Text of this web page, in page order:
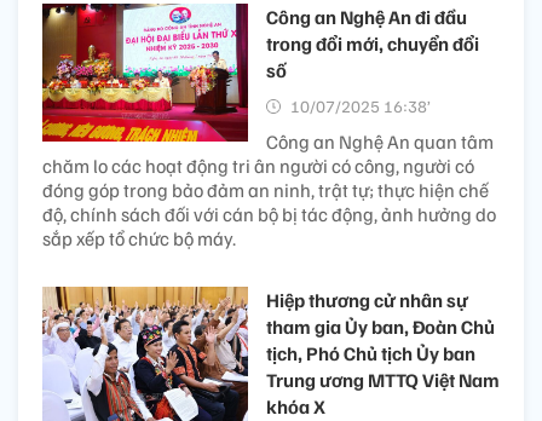
Công an Nghệ An đi đầu
trong đổi mới, chuyển đổi
số
10/07/2025 16:38’
Công an Nghệ An quan tâm
chăm lo các hoạt động tri ân người có công, người có
đóng góp trong bảo đảm an ninh, trật tự; thực hiện chế
độ, chính sách đối với cán bộ bị tác động, ảnh hưởng do
sắp xếp tổ chức bộ máy.
Hiệp thương cử nhân sự
tham gia Ủy ban, Đoàn Chủ
tịch, Phó Chủ tịch Ủy ban
Trung ương MTTQ Việt Nam
khóa X